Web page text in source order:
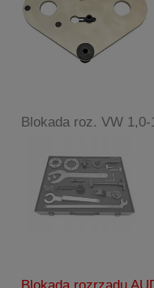
Blokada roz. VW